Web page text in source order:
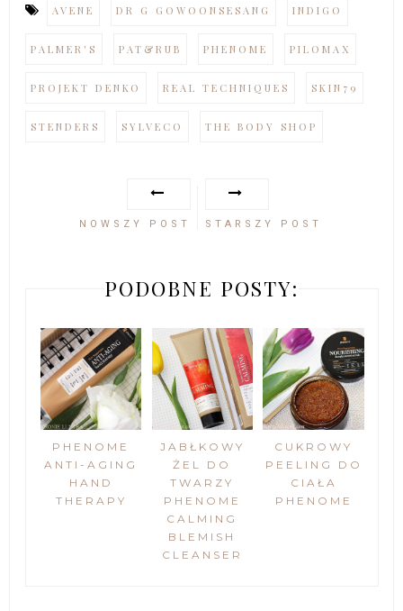
AVENE DR G GOWOONSESANG INDIGO
PALMER'S PAT&RUB PHENOME PILOMAX
PROJEKT DENKO REAL TECHNIQUES SKIN79
STENDERS SYLVECO THE BODY SHOP
NOWSZY POST STARSZY POST
PODOBNE POSTY:
PHENOME
ANTI-AGING
HAND
THERAPY
JABŁKOWY
ŻEL DO
TWARZY
PHENOME
CALMING
BLEMISH
CLEANSER
CUKROWY
PEELING DO
CIAŁA
PHENOME